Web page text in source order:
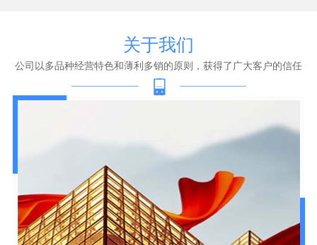
关于我们
公司以多品种经营特色和薄利多销的原则，获得了广大客户的信任